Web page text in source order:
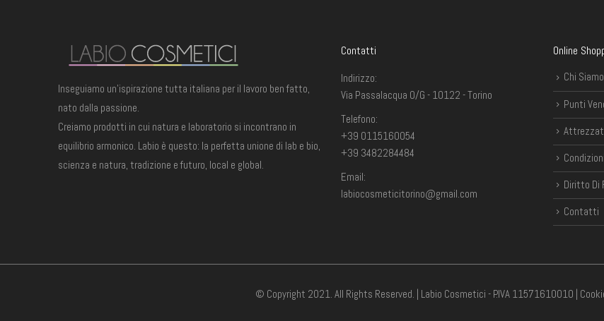
Inseguiamo un'ispirazione tutta italiana per il lavoro ben fatto,
nato dalla passione.
Creiamo prodotti in cui natura e laboratorio si incontrano in
equilibrio armonico. Labio è questo: la perfetta unione di lab e bio,
scienza e natura, tradizione e futuro, local e global.
Contatti
Indirizzo:
Via Passalacqua 0/G - 10122 - Torino
Telefono:
+39 0115160054
+39 3482284484
Email:
labiocosmeticitorino@gmail.com
Online
Chi Siamo
Punti
Diritto Di
Contatti
© Copyright 2021. All Rights Reserved. | Labio Cosmetici - P.IVA 11571610010 |